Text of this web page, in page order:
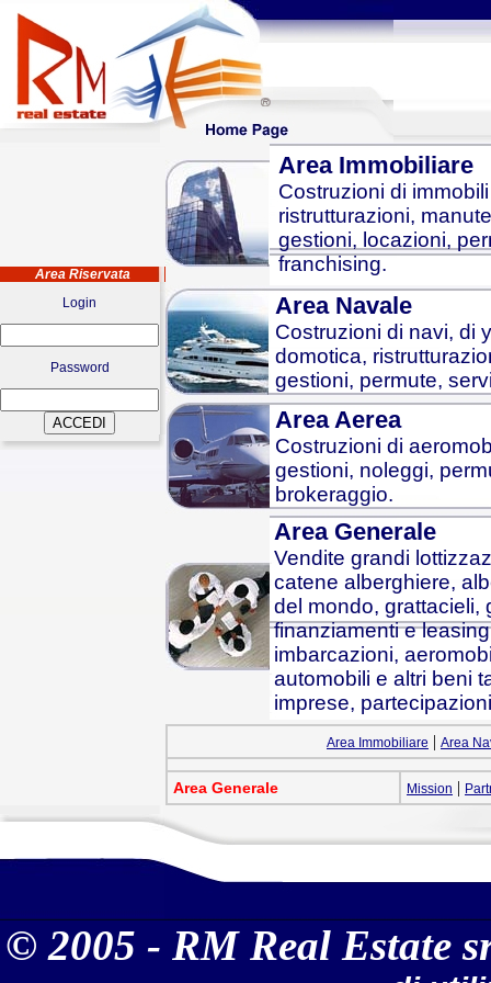
Area Riservata
Login
Password
Area Immobiliare
Costruzioni di
ristrutturazioni,
gestioni, locazioni,
franchising.
Area Navale
Costruzioni di navi, di
domotica,
gestioni, permute,
Area Aerea
Costruzioni di
gestioni, noleggi,
brokeraggio.
Area Generale
Vendite grandi
catene alberghiere,
del mondo, grattacieli,
finanziamenti e
imbarcazioni,
automobili e altri beni
imprese,
Area Immobiliare | Area
Area Generale Mission |
© 2005 - RM Real Estate